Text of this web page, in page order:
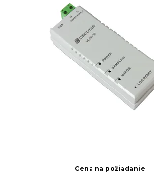
Cena na požiadanie